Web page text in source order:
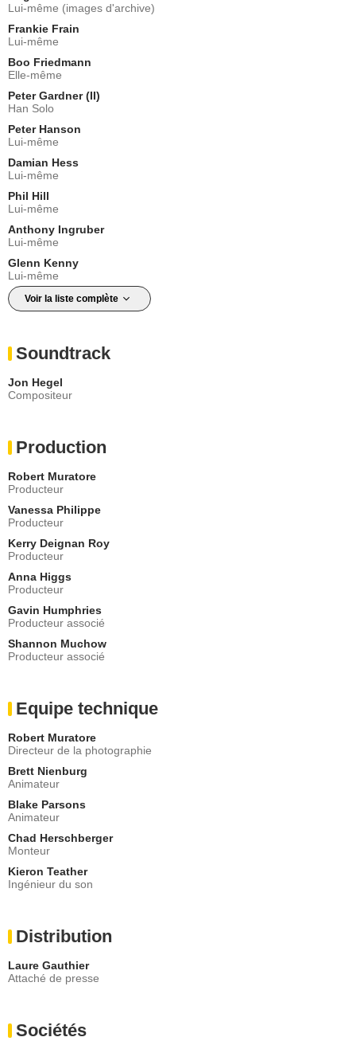
Lui-même (images d'archive)
Frankie Frain
Lui-même
Boo Friedmann
Elle-même
Peter Gardner (II)
Han Solo
Peter Hanson
Lui-même
Damian Hess
Lui-même
Phil Hill
Lui-même
Anthony Ingruber
Lui-même
Glenn Kenny
Lui-même
Voir la liste complète
Soundtrack
Jon Hegel
Compositeur
Production
Robert Muratore
Producteur
Vanessa Philippe
Producteur
Kerry Deignan Roy
Producteur
Anna Higgs
Producteur
Gavin Humphries
Producteur associé
Shannon Muchow
Producteur associé
Equipe technique
Robert Muratore
Directeur de la photographie
Brett Nienburg
Animateur
Blake Parsons
Animateur
Chad Herschberger
Monteur
Kieron Teather
Ingénieur du son
Distribution
Laure Gauthier
Attaché de presse
Sociétés